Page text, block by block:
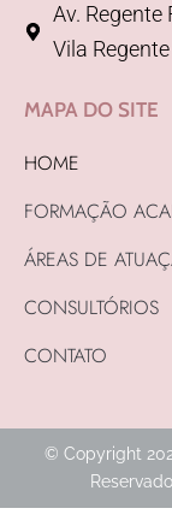
Av. Regente
Vila
MAPA DO SITE
HOME
FORMAÇÃO
ÁREAS DE
CONSULTÓRIOS
CONTATO
© Copyright